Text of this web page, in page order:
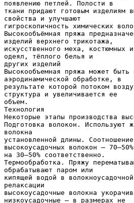
появлению петлей. Полости в
ткани придают готовым изделиям
свойства и улучшают
гигроскопичность химических
Высокообъёмная пряжа
изделий верхнего трикотажа,
искусственного меха, костюмных
одеял, тёплого белья и
других изделий
Высокообъемная пряжа может быть
аэродинамической обработке, в
результате которой потоком
структура и увеличивается ее
объем.
Технология
Некоторые этапы производства
Подготовка волокон. Используют
волокна
установленной длины.
высокоусадочных волокон — 70–50%
на 30–50% соответственно.
Термообработка. Пряжу
обрабатывают паром или
кипящей водой в
релаксации
высокоусадочные волокна
низкоусадочные — в размерах не